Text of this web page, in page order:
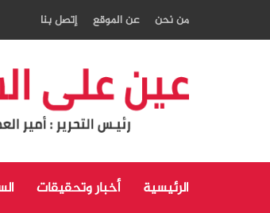
من نحن عن الموقع إتصل بنا
الرئيسية أخبار وتحقيقات